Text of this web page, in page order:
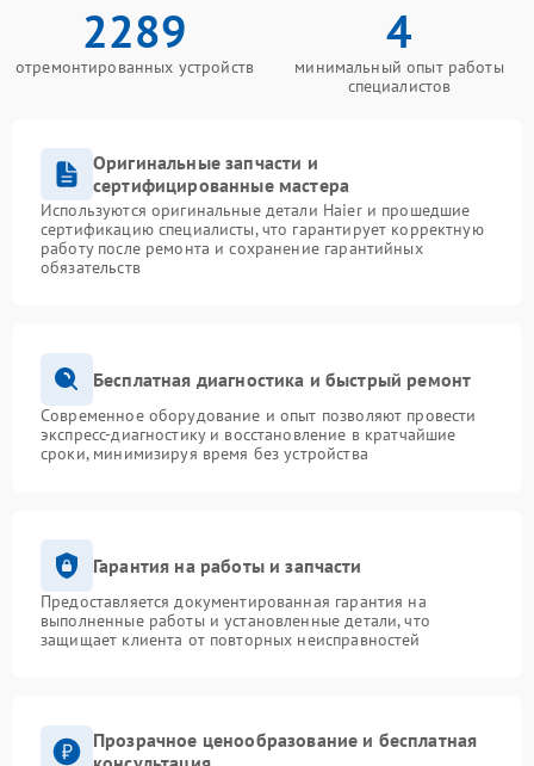
2289
отремонтированных устройств
4
минимальный опыт работы
специалистов
Оригинальные запчасти и
сертифицированные мастера
Используются оригинальные детали Haier и прошедшие
сертификацию специалисты, что гарантирует корректную
работу после ремонта и сохранение гарантийных
обязательств
Бесплатная диагностика и быстрый ремонт
Современное оборудование и опыт позволяют провести
экспресс-диагностику и восстановление в кратчайшие
сроки, минимизируя время без устройства
Гарантия на работы и запчасти
Предоставляется документированная гарантия на
выполненные работы и установленные детали, что
защищает клиента от повторных неисправностей
Прозрачное ценообразование и бесплатная